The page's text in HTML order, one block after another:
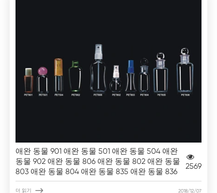
애완 동물 901 애완 동물 501 애완 동물 504 애완
동물 902 애완 동물 806 애완 동물 802 애완 동물
803 애완 동물 804 애완 동물 835 애완 동물 836
2569
더 읽기  2018/12/07